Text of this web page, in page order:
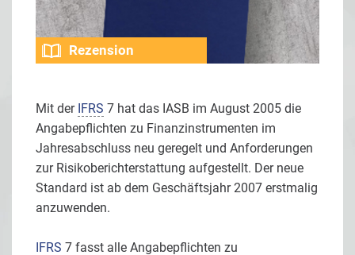
Rezension
Mit der IFRS 7 hat das IASB im August 2005 die
Angabepflichten zu Finanzinstrumenten im
Jahresabschluss neu geregelt und Anforderungen
zur Risikoberichterstattung aufgestellt. Der neue
Standard ist ab dem Geschäftsjahr 2007 erstmalig
anzuwenden.
IFRS 7 fasst alle Angabepflichten zu